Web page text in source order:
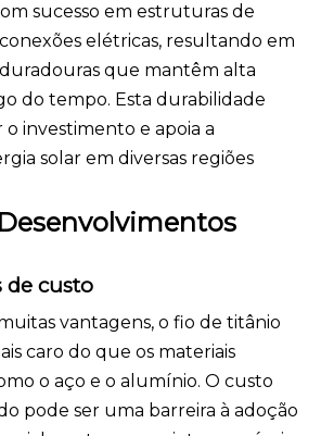
sucesso em estruturas de
elétricas, resultando em
que mantêm alta
do tempo. Esta durabilidade
investimento e apoia a
solar em diversas regiões
de custo
vantagens, o fio de titânio
caro do que os materiais
o aço e o alumínio. O custo
pode ser uma barreira à adoção